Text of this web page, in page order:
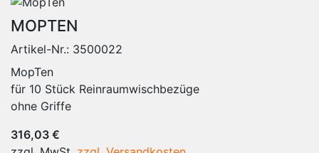
MOPTEN
Artikel-Nr.: 3500022
MopTen
für 10 Stück Reinraumwischbezüge
ohne Griffe
316,03 €